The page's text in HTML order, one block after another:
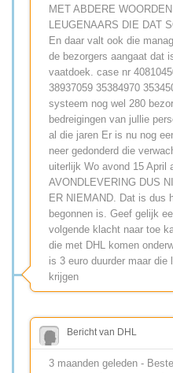
MET ABDERE
LEUGENAARS DIE DAT
En daar valt ook die
de bezorgers aangaat dat
vaatdoek. case nr
38937059 35384970
systeem nog wel 280
bedreigingen van jullie
al die jaren Er is nu nog
neer gedonderd die
uiterlijk Wo avond 15 April
AVONDLEVERING DUS
ER NIEMAND. Dat is dus
begonnen is. Geef gelijk
volgende klacht naar toe
die met DHL komen
is 3 euro duurder maar die
krijgen
Bericht van DHL
3 maanden geleden -